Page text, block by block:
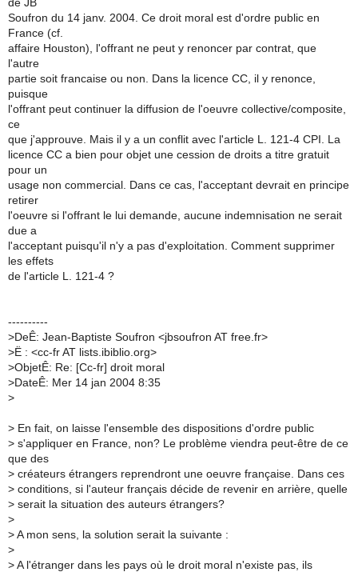
de JB
Soufron du 14 janv. 2004. Ce droit moral est d'ordre public en
France (cf.
affaire Houston), l'offrant ne peut y renoncer par contrat, que
l'autre
partie soit francaise ou non. Dans la licence CC, il y renonce,
puisque
l'offrant peut continuer la diffusion de l'oeuvre collective/composite,
ce
que j'approuve. Mais il y a un conflit avec l'article L. 121-4 CPI. La
licence CC a bien pour objet une cession de droits a titre gratuit
pour un
usage non commercial. Dans ce cas, l'acceptant devrait en principe
retirer
l'oeuvre si l'offrant le lui demande, aucune indemnisation ne serait
due a
l'acceptant puisqu'il n'y a pas d'exploitation. Comment supprimer
les effets
de l'article L. 121-4 ?
----------
>DeÊ: Jean-Baptiste Soufron <jbsoufron AT free.fr>
>Ë : <cc-fr AT lists.ibiblio.org>
>ObjetÊ: Re: [Cc-fr] droit moral
>DateÊ: Mer 14 jan 2004 8:35
>
> En fait, on laisse l'ensemble des dispositions d'ordre public
> s'appliquer en France, non? Le problème viendra peut-être de ce
que des
> créateurs étrangers reprendront une oeuvre française. Dans ces
> conditions, si l'auteur français décide de revenir en arrière, quelle
> serait la situation des auteurs étrangers?
>
> A mon sens, la solution serait la suivante :
>
> A l'étranger dans les pays où le droit moral n'existe pas, ils